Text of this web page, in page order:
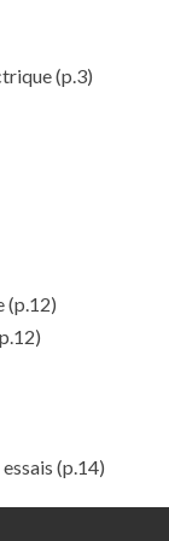
(p.3)
(p.12)
(p.14)